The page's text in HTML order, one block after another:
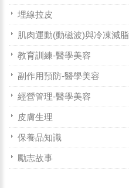
埋線拉皮
肌肉運動(動磁波)與冷凍減脂
教育訓練-醫學美容
副作用預防-醫學美容
經營管理-醫學美容
皮膚生理
保養品知識
勵志故事